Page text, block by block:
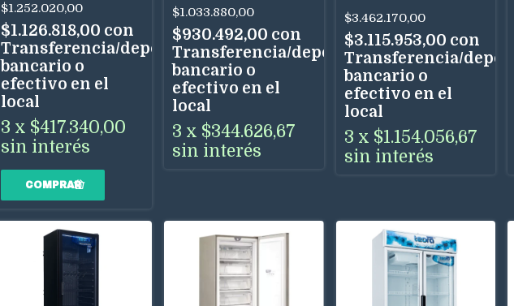
$1.252.020,00
$1.126.818,00 con
Transferencia/depósito
bancario o
efectivo en el
local
3 x $417.340,00
sin interés
$1.033.880,00
$930.492,00 con
Transferencia/depósito
bancario o
efectivo en el
local
3 x $344.626,67
sin interés
Baja
Temperatura
$3.462.170,00
$3.115.953,00 con
Transferencia/
bancario o
efectivo en el
local
3 x $1.154.056,67
sin interés